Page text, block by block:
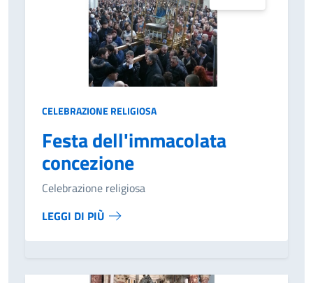
CELEBRAZIONE RELIGIOSA
Festa dell'immacolata
concezione
Celebrazione religiosa
LEGGI DI PIÙ